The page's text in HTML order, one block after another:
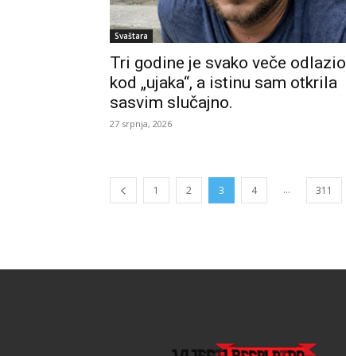
Svaštara
Tri godine je svako veče odlazio
kod „ujaka“, a istinu sam otkrila
sasvim slučajno.
27 srpnja, 2026
1 2 3 4 ... 311